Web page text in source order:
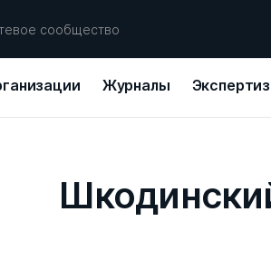
сообщество
Журналы